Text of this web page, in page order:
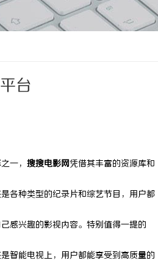
台
一， 搜搜电影网凭借其丰富的资源库和
各种类型的纪录片和综艺节目，用户都
感兴趣的影视内容。特别值得一提的
智能电视上，用户都能享受到高质量的